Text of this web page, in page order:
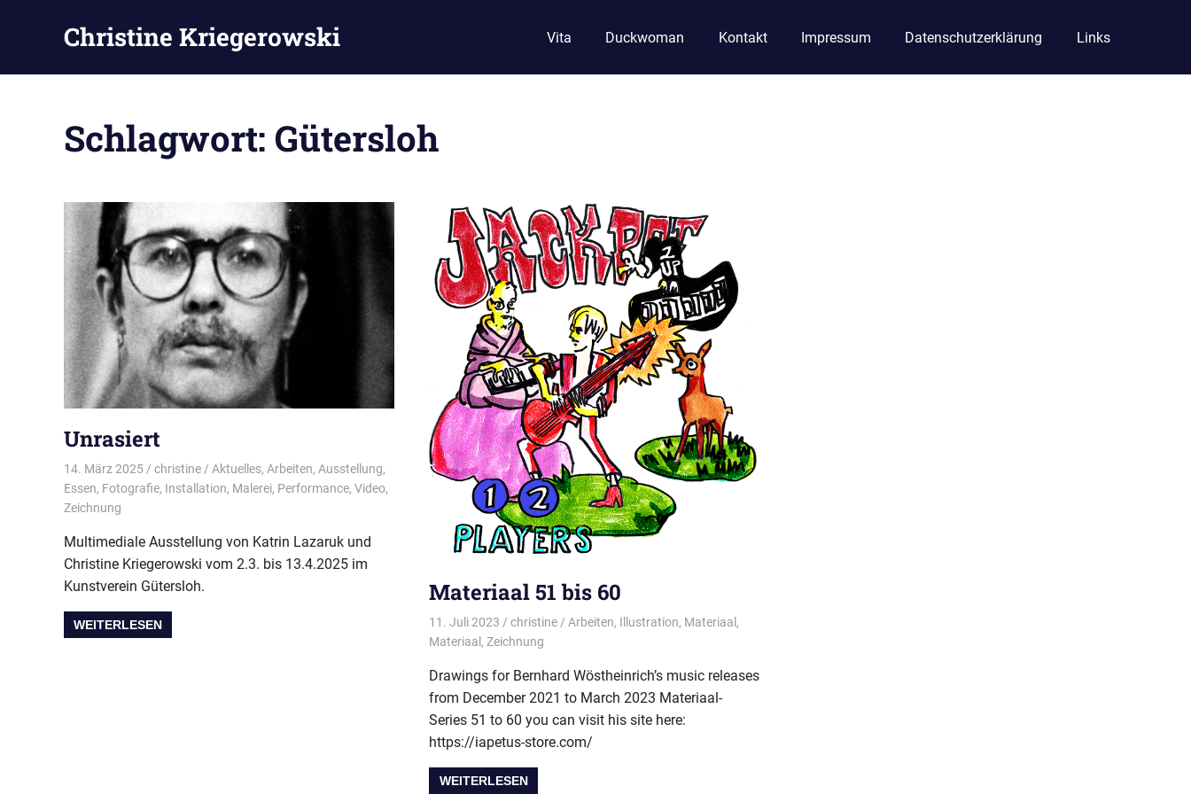
Christine Kriegerowski Vita Duckwoman Kontakt Impressum Datenschutzerklärung Links
Schlagwort: Gütersloh
Unrasiert
14. März 2025 christine Aktuelles, Arbeiten, Ausstellung,
Essen, Fotografie, Installation, Malerei, Performance, Video,
Zeichnung
Multimediale Ausstellung von Katrin Lazaruk und
Christine Kriegerowski vom 2.3. bis 13.4.2025 im
Kunstverein Gütersloh.
WEITERLESEN
Materiaal 51 bis 60
11. Juli 2023 christine Arbeiten, Illustration, Materiaal ,
Materiaal ,Zeichnung
Drawings for Bernhard Wöstheinrich’s music releases
from December 2021 to March 2023 Materiaal-
Series 51 to 60 you can visit his site here:
https://iapetus-store.com/
WEITERLESEN